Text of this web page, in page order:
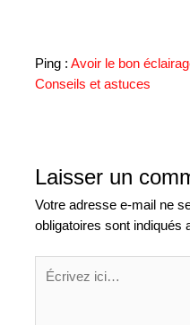
Ping :Avoir le bon
Conseils et astuces
Laisser un
Votre adresse e-mail ne
obligatoires sont indiqués
ici…